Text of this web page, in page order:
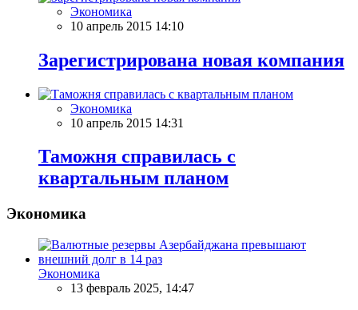
Экономика
10 апрель 2015 14:10
Зарегистрирована новая компания
Экономика
10 апрель 2015 14:31
Таможня справилась с
квартальным планом
Экономика
Экономика
13 февраль 2025, 14:47